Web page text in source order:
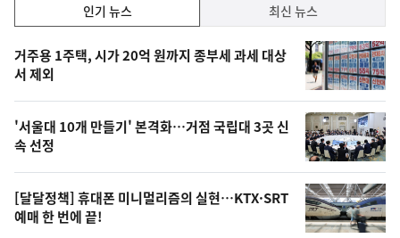
기,
최
신,
오
늘
의
영
상
인기 뉴스 최신 뉴스
기
뉴
스
거주용 1주택, 시가 20억 원까지 종부세 과세 대상
서 제외
'서울대 10개 만들기' 본격화…거점 국립대 3곳 신
속 선정
[달달정책] 휴대폰 미니멀리즘의 실현…KTX·SRT
예매 한 번에 끝!